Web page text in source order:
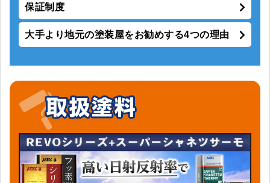
保証制度
大手より地元の塗装屋をお勧めする4つの理由